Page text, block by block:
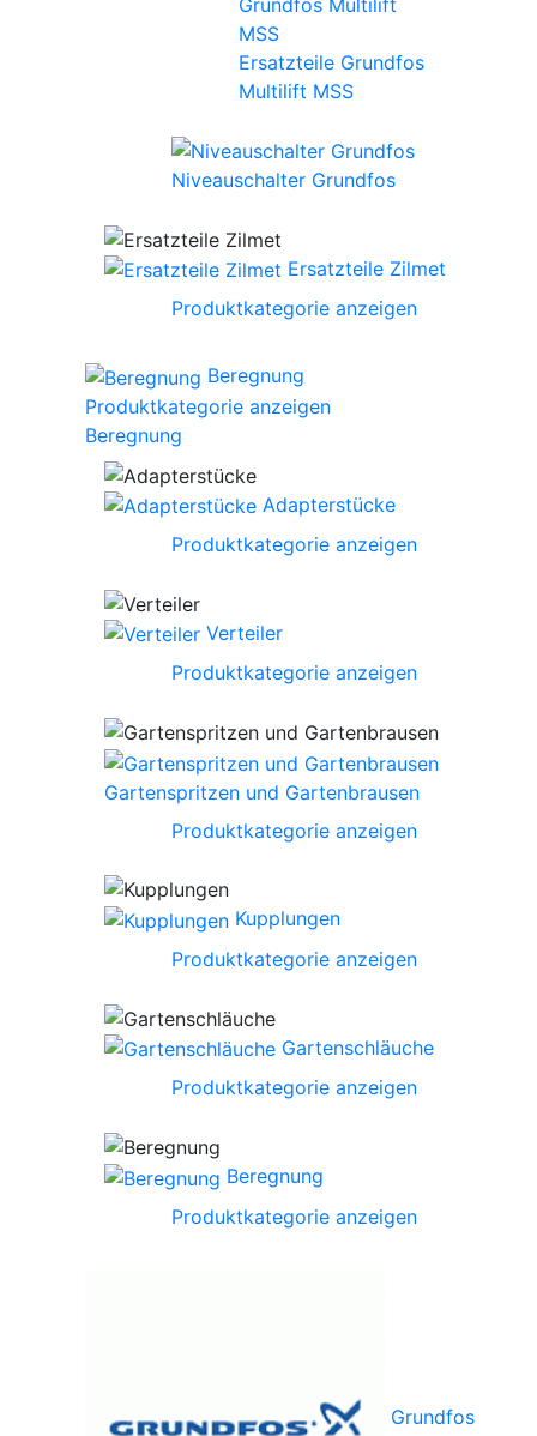
Ersatzteile Grundfos
Multilift MSS
Niveauschalter Grundfos
Ersatzteile Zilmet
Produktkategorie anzeigen
Beregnung
Produktkategorie anzeigen
Beregnung
Adapterstücke
Produktkategorie anzeigen
Verteiler
Produktkategorie anzeigen
Gartenspritzen und Gartenbrausen
Produktkategorie anzeigen
Kupplungen
Produktkategorie anzeigen
Gartenschläuche
Produktkategorie anzeigen
Beregnung
Produktkategorie anzeigen
Grundfos